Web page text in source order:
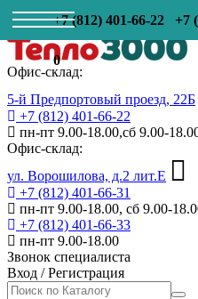
+7 (812) 401-66-22 +7
0
Офис-склад:
5-й Предпортовый проезд, 22Б
+7 (812) 401-66-22
пн-пт 9.00-18.00,сб 9.00-
Офис-склад:
ул. Ворошилова, д.2 лит.Е
+7 (812) 401-66-31
пн-пт 9.00-18.00, сб 9.00-
+7 (812) 401-66-33
пн-пт 9.00-18.00
Звонок специалиста
Вход /Регистрация